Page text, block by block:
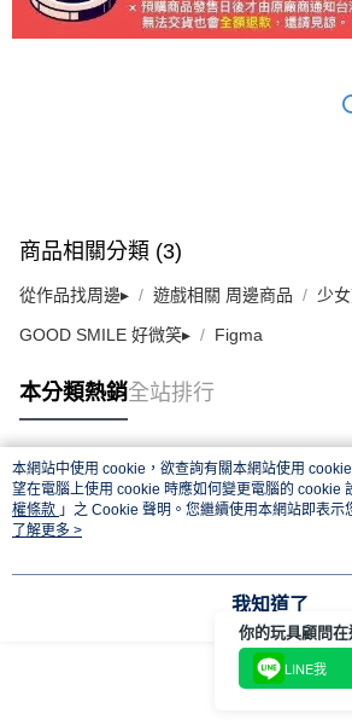
商品相關分類 (3)
從作品找周邊▸ 遊戲相關 周邊商品 少
GOOD SMILE 好微笑▸ Figma
本分類熱銷全站排行
熱門標籤
本網站中使用 cookie，欲查詢有關本網站使用 cookie
望在電腦上使用 cookie 時應如何變更電腦的 cookie
權條款 」之 Cookie 聲明。您繼續使用本網站即表示
用條款之 Cookie 聲明使用 cookie。
了解更多 >
我知道了
你的玩具顧問
LINE我